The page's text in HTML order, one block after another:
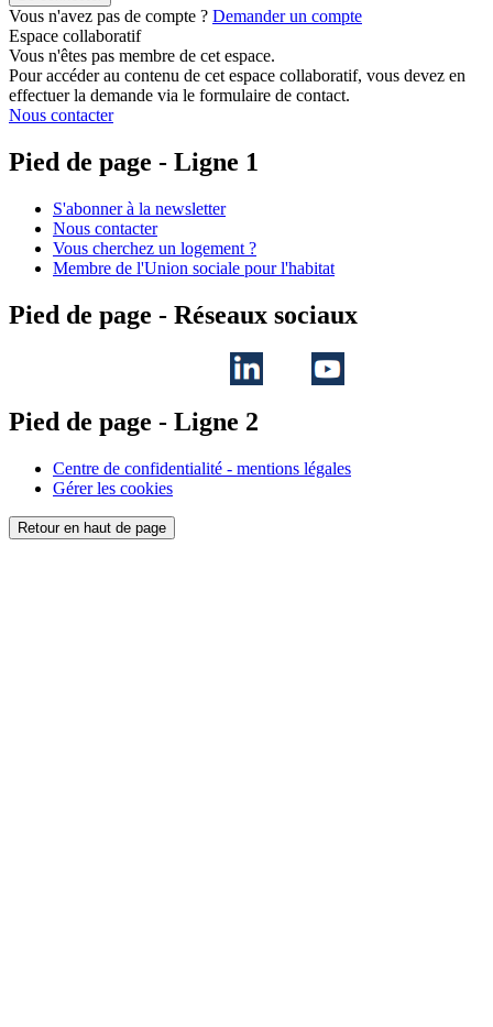
Vous n'avez pas de compte ? Demander un compte
Espace collaboratif
Vous n'êtes pas membre de cet espace.
Pour accéder au contenu de cet espace collaboratif, vous devez en
effectuer la demande via le formulaire de contact.
Nous contacter
Pied de page - Ligne 1
S'abonner à la newsletter
Nous contacter
Vous cherchez un logement ?
Membre de l'Union sociale pour l'habitat
Pied de page - Réseaux sociaux
Pied de page - Ligne 2
Centre de confidentialité - mentions légales
Gérer les cookies
Retour en haut de page